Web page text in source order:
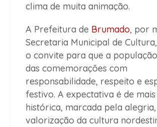
clima de muita animação.
A Prefeitura de Brumado, por
Secretaria Municipal de
o convite para que a
das comemorações com
responsabilidade, respeito e
festivo. A expectativa é de
histórica, marcada pela alegria,
valorização da cultura